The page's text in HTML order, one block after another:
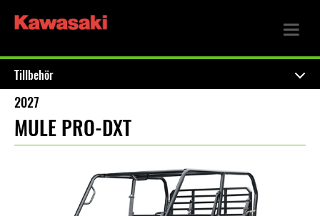
Tillbehör
2027
MULE PRO-DXT